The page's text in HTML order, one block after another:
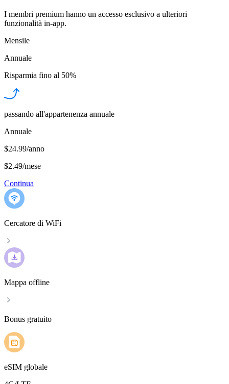
I membri premium hanno un accesso esclusivo a ulteriori
funzionalità in-app.
Mensile
Annuale
Risparmia fino al 50%
passando all'appartenenza annuale
Annuale
$24.99/anno
$2.49/mese
Continua
Cercatore di WiFi
Mappa offline
Bonus gratuito
eSIM globale